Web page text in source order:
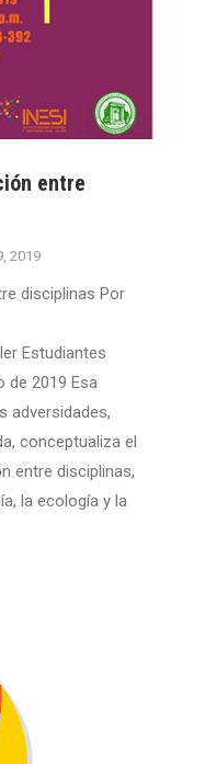
entre
2019
disciplinas Por
Estudiantes
de 2019 Esa
adversidades,
conceptualiza el
entre disciplinas,
la ecología y la